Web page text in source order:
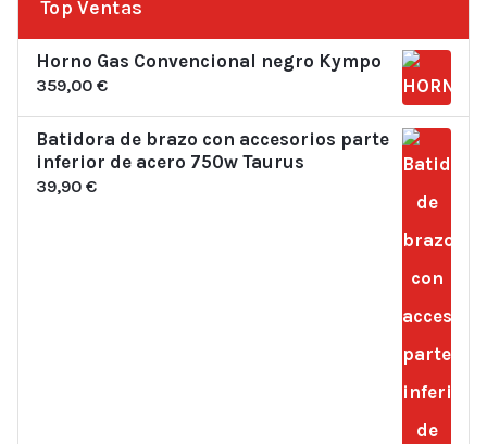
Top Ventas
Horno Gas Convencional negro Kympo
359,00 €
Batidora de brazo con accesorios parte
inferior de acero 750w Taurus
39,90 €